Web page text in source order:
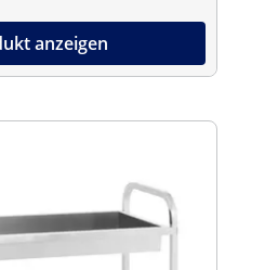
anzeigen